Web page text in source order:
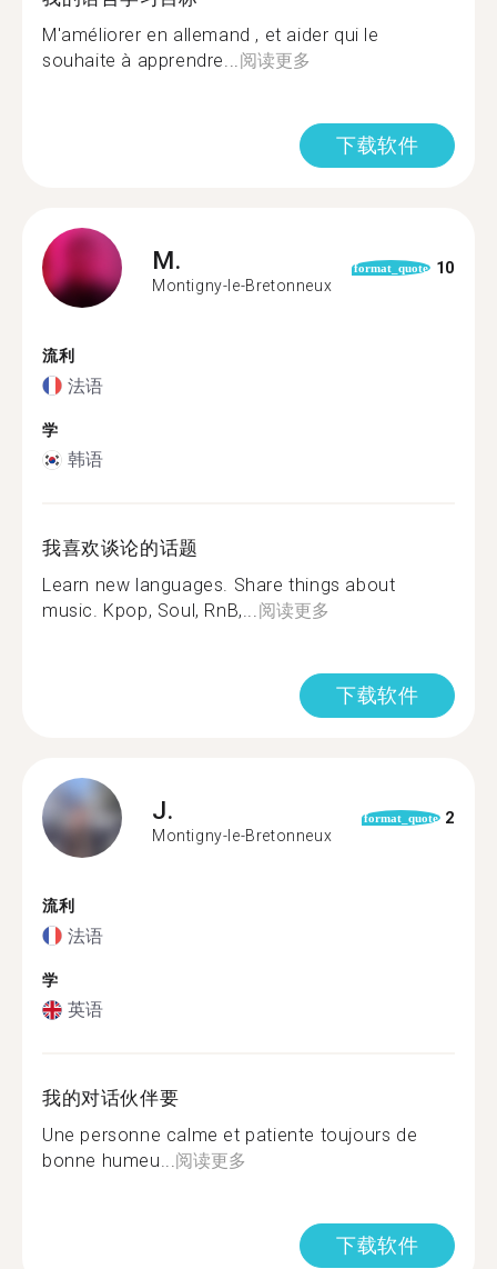
M'améliorer en allemand , et aider qui le
souhaite à apprendre...阅读更多
下载软件
M.
Montigny-le-Bretonneux
format_quote 10
流利
法语
学
韩语
我喜欢谈论的话题
Learn new languages. Share things about
music. Kpop, Soul, RnB,...阅读更多
下载软件
J.
Montigny-le-Bretonneux
format_quote 2
流利
法语
学
英语
我的对话伙伴要
Une personne calme et patiente toujours de
bonne humeu...阅读更多
下载软件